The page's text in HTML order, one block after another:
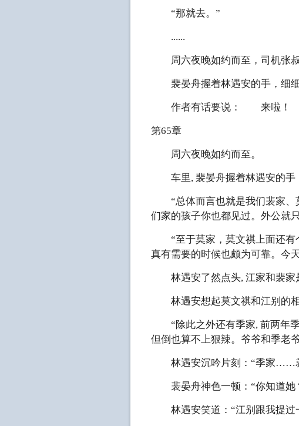
“那就去。”
......
周六夜晚如约而至，司机张叔
裴晏舟握着林遇安的手，细细
作者有话要说： 来啦！
第65章
周六夜晚如约而至。
车里, 裴晏舟握着林遇安的手
“总体而言也就是我们裴家、
们家的孩子你也都见过。外公就
“至于莫家，莫文祺上面还有
真有需要的时候也颇为可靠。今
林遇安了然点头, 江家和裴家
林遇安想起莫文祺和江别的相
“除此之外还有季家, 前两年季
但倒也算不上狠辣。爷爷和季老
林遇安沉吟片刻：“季家……就
裴晏舟神色一顿：“你知道她
林遇安笑道：“江别跟我提过